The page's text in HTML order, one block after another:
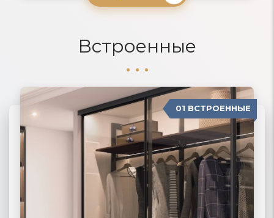
Встроенные
04 П-ОБРАЗНЫЕ 01 ВСТРОЕННЫЕ
02 РАДИУСНЫЕ
03 МОДЕРН